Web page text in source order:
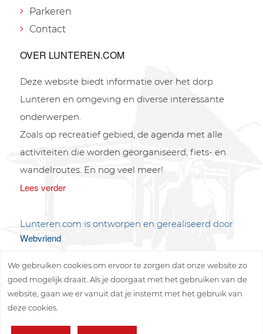
Parkeren
Contact
OVER LUNTEREN.COM
Deze website biedt informatie over het dorp
Lunteren en omgeving en diverse interessante
onderwerpen.
Zoals op recreatief gebied, de agenda met alle
activiteiten die worden georganiseerd, fiets- en
wandelroutes. En nog veel meer!
Lees verder
Lunteren.com is ontworpen en gerealiseerd door
Webvriend
We gebruiken cookies om ervoor te zorgen dat onze website zo
goed mogelijk draait. Als je doorgaat met het gebruiken van de
website, gaan we er vanuit dat je instemt met het gebruik van
deze cookies.